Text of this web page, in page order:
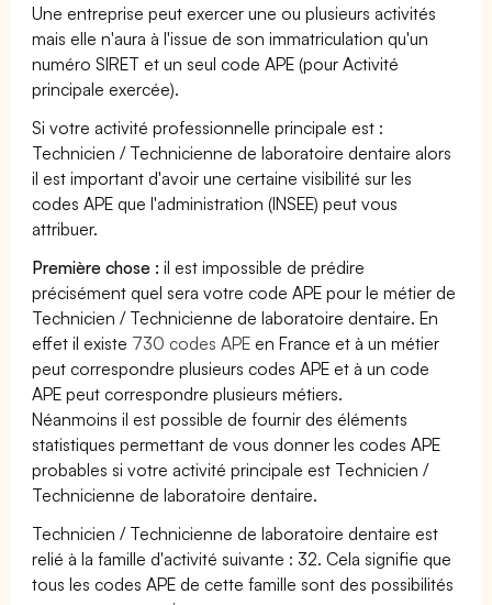
Une entreprise peut exercer une ou plusieurs activités
mais elle n'aura à l'issue de son immatriculation qu'un
numéro SIRET et un seul code APE (pour Activité
principale exercée).
Si votre activité professionnelle principale est :
Technicien / Technicienne de laboratoire dentaire alors
il est important d'avoir une certaine visibilité sur les
codes APE que l'administration (INSEE) peut vous
attribuer.
Première chose : il est impossible de prédire
précisément quel sera votre code APE pour le métier de
Technicien / Technicienne de laboratoire dentaire. En
effet il existe 730 codes APE en France et à un métier
peut correspondre plusieurs codes APE et à un code
APE peut correspondre plusieurs métiers.
Néanmoins il est possible de fournir des éléments
statistiques permettant de vous donner les codes APE
probables si votre activité principale est Technicien /
Technicienne de laboratoire dentaire.
Technicien / Technicienne de laboratoire dentaire est
relié à la famille d'activité suivante : 32. Cela signifie que
tous les codes APE de cette famille sont des possibilités